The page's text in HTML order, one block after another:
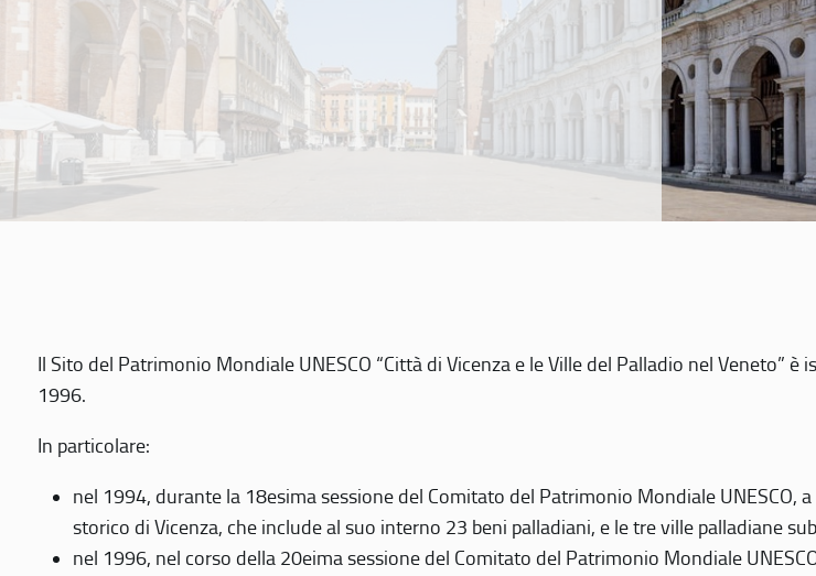
Il Sito del Patrimonio Mondiale UNESCO “Città di Vicenza e le Ville del Palladio nel Veneto”
1996.
In particolare:
nel 1994, durante la 18esima sessione del Comitato del Patrimonio Mondiale
storico di Vicenza, che include al suo interno 23 beni palladiani, e le tre ville palladiane
nel 1996, nel corso della 20eima sessione del Comitato del Patrimonio Mondiale